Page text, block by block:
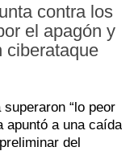
contra los
el apagón y
ciberataque
“lo peor
apuntó a una caída
del